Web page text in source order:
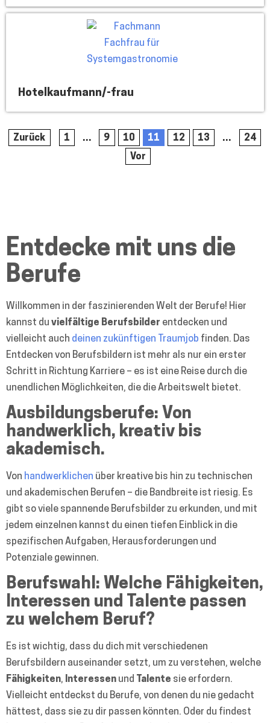
Hotelkaufmann/-frau
Zurück 1 … 9 10 11 12 13 …
24
Vor
Entdecke mit uns die
Berufe
Willkommen in der faszinierenden Welt der Berufe! Hier
kannst du vielfältige Berufsbilder entdecken und
vielleicht auch deinen zukünftigen Traumjob finden. Das
Entdecken von Berufsbildern ist mehr als nur ein erster
Schritt in Richtung Karriere – es ist eine Reise durch die
unendlichen Möglichkeiten, die die Arbeitswelt bietet.
Ausbildungsberufe: Von
handwerklich, kreativ bis
akademisch.
Von handwerklichen über kreative bis hin zu technischen
und akademischen Berufen – die Bandbreite ist riesig. Es
gibt so viele spannende Berufsbilder zu erkunden, und mit
jedem einzelnen kannst du einen tiefen Einblick in die
spezifischen Aufgaben, Herausforderungen und
Potenziale gewinnen.
Berufswahl: Welche Fähigkeiten,
Interessen und Talente passen
zu welchem Beruf?
Es ist wichtig, dass du dich mit verschiedenen
Berufsbildern auseinander setzt, um zu verstehen, welche
Fähigkeiten, Interessen und Talente sie erfordern.
Vielleicht entdeckst du Berufe, von denen du nie gedacht
hättest, dass sie zu dir passen könnten. Oder du findest